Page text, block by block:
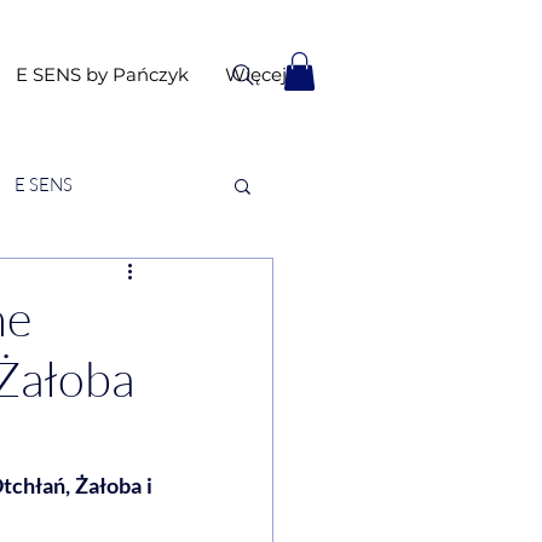
E SENS by Pańczyk Więcej
E SENS
Żałoba i